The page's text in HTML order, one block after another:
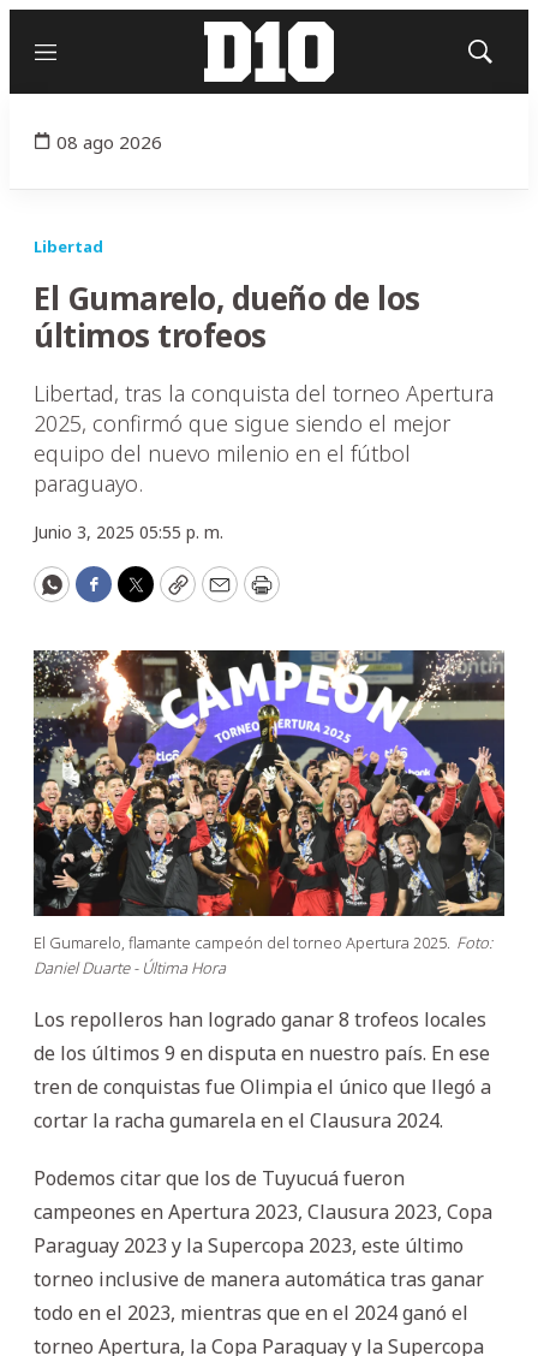
Menú
Mostrar
08 ago 2026
Libertad
El Gumarelo, dueño de los
últimos trofeos
Libertad, tras la conquista del torneo Apertura
2025, confirmó que sigue siendo el mejor
equipo del nuevo milenio en el fútbol
paraguayo.
Junio 3, 2025 05:55 p. m.
WhatsApp
Facebook
Twitter
CopyEmailPrint
El Gumarelo, flamante campeón del torneo Apertura 2025. Foto:
Daniel Duarte - Última Hora
Los repolleros han logrado ganar 8 trofeos locales
de los últimos 9 en disputa en nuestro país. En ese
tren de conquistas fue Olimpia el único que llegó a
cortar la racha gumarela en el Clausura 2024.
Podemos citar que los de Tuyucuá fueron
campeones en Apertura 2023, Clausura 2023, Copa
Paraguay 2023 y la Supercopa 2023, este último
torneo inclusive de manera automática tras ganar
todo en el 2023, mientras que en el 2024 ganó el
torneo Apertura, la Copa Paraguay y la Supercopa